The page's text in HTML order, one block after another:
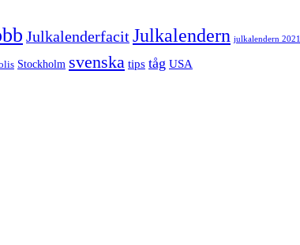
JulkalenderfacitJulkalendern julkalendern 2021
Stockholm svenska tips tåg USA